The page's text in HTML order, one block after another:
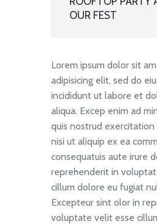
OUR FEST
Lorem ipsum dolor sit
adipisicing elit, sed do
incididunt ut labore et
aliqua. Excep enim ad
quis nostrud exercitation
nisi ut aliquip ex ea
consequatuis aute irure
reprehenderit in
cillum dolore eu fugiat
Excepteur sint olor in
voluptate velit esse